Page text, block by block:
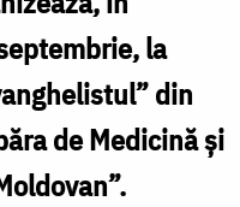
la
din
de Medicină și